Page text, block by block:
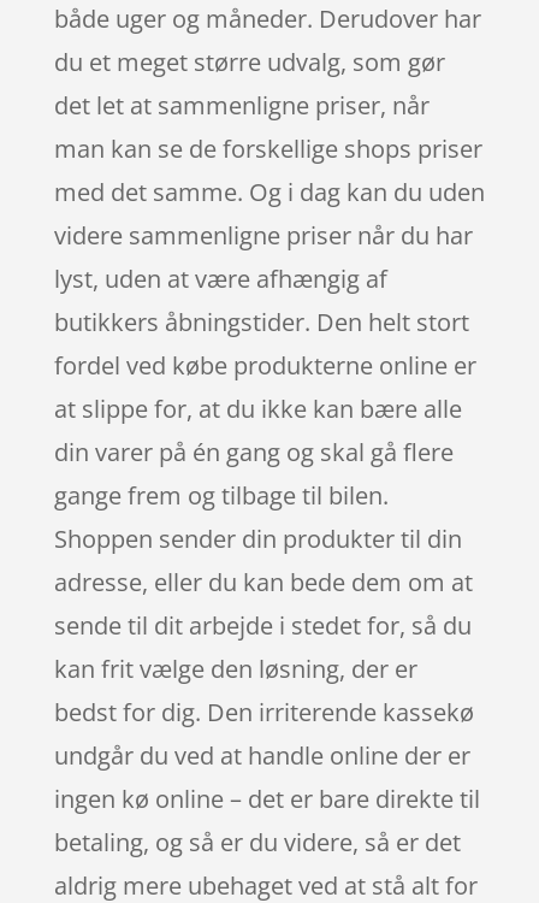
både uger og måneder. Derudover har
du et meget større udvalg, som gør
det let at sammenligne priser, når
man kan se de forskellige shops priser
med det samme. Og i dag kan du uden
videre sammenligne priser når du har
lyst, uden at være afhængig af
butikkers åbningstider. Den helt stort
fordel ved købe produkterne online er
at slippe for, at du ikke kan bære alle
din varer på én gang og skal gå flere
gange frem og tilbage til bilen.
Shoppen sender din produkter til din
adresse, eller du kan bede dem om at
sende til dit arbejde i stedet for, så du
kan frit vælge den løsning, der er
bedst for dig. Den irriterende kassekø
undgår du ved at handle online der er
ingen kø online – det er bare direkte til
betaling, og så er du videre, så er det
aldrig mere ubehaget ved at stå alt for